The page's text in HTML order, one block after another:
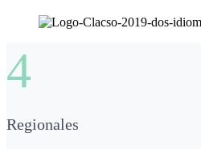
4
Regionales